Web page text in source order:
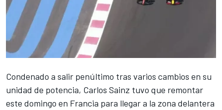
Condenado a salir penúltimo tras varios cambios en su
unidad de potencia, Carlos Sainz tuvo que remontar
este domingo en Francia para llegar a la zona delantera